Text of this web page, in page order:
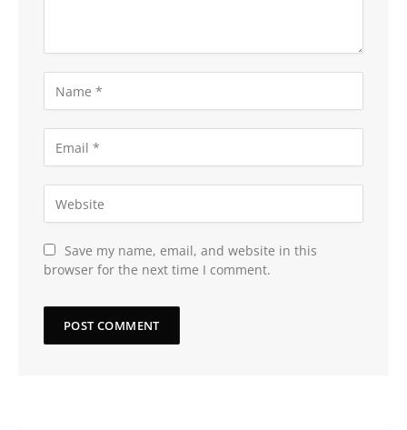
Save my name, email, and website in this
browser for the next time I comment.